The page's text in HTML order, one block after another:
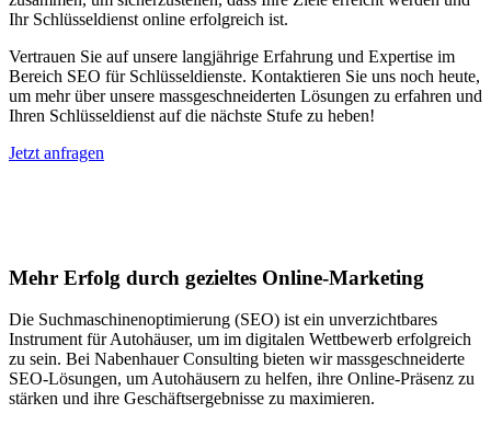
Ihr Schlüsseldienst online erfolgreich ist.
Vertrauen Sie auf unsere langjährige Erfahrung und Expertise im
Bereich SEO für Schlüsseldienste. Kontaktieren Sie uns noch heute,
um mehr über unsere massgeschneiderten Lösungen zu erfahren und
Ihren Schlüsseldienst auf die nächste Stufe zu heben!
Jetzt anfragen
Mehr Erfolg durch gezieltes Online-Marketing
Die Suchmaschinenoptimierung (SEO) ist ein unverzichtbares
Instrument für Autohäuser, um im digitalen Wettbewerb erfolgreich
zu sein. Bei Nabenhauer Consulting bieten wir massgeschneiderte
SEO-Lösungen, um Autohäusern zu helfen, ihre Online-Präsenz zu
stärken und ihre Geschäftsergebnisse zu maximieren.